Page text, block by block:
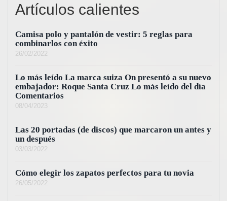
Artículos calientes
Camisa polo y pantalón de vestir: 5 reglas para
combinarlos con éxito
26/02/2022
Lo más leído La marca suiza On presentó a su nuevo
embajador: Roque Santa Cruz Lo más leído del día
Comentarios
08/04/2023
Las 20 portadas (de discos) que marcaron un antes y
un después
03/03/2022
Cómo elegir los zapatos perfectos para tu novia
26/05/2022